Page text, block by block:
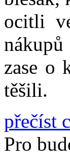
ocitli
zase o
těšili.
přečíst
Pro